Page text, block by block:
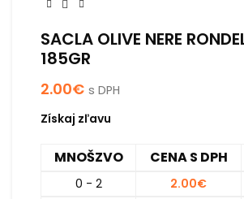
SACLA OLIVE NERE
185GR
2.00€ s DPH
Získaj zľavu
MNOŠZVO CENA S DPH
0 - 2 2.00€